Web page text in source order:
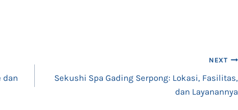
dan
NEXT
Sekushi Spa Gading Serpong: Lokasi, Fasilitas,
dan Layanannya